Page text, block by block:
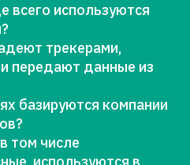
всего используются
трекерами,
передают данные из
базируются компании
том числе